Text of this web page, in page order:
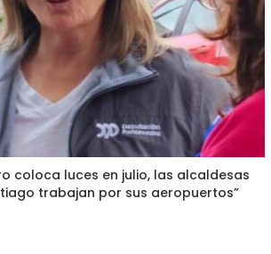
coloca luces en julio, las alcaldesas
trabajan por sus aeropuertos”